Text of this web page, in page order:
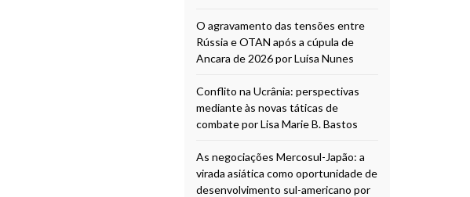
O agravamento das tensões entre
Rússia e OTAN após a cúpula de
Ancara de 2026 por Luísa Nunes
Conflito na Ucrânia: perspectivas
mediante às novas táticas de
combate por Lisa Marie B. Bastos
As negociações Mercosul-Japão: a
virada asiática como oportunidade de
desenvolvimento sul-americano por